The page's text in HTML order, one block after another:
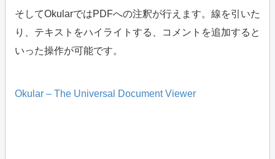
そしてOkularではPDFへの注釈が行えます。線を引いた
り、テキストをハイライトする、コメントを追加すると
いった操作が可能です。
Okular – The Universal Document Viewer